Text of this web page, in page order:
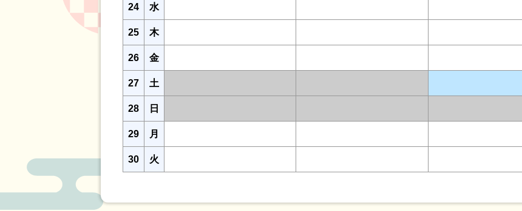
24 水
25 木
26 金
27 土
28 日
29 月
30 火